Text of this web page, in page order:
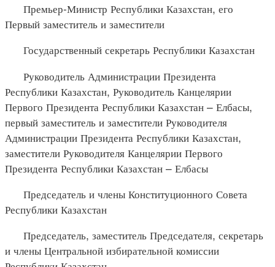
Премьер-Министр Республики Казахстан, его
Первый заместитель и заместители
Государственный секретарь Республики Казахстан
Руководитель Администрации Президента
Республики Казахстан, Руководитель Канцелярии
Первого Президента Республики Казахстан – Елбасы,
первый заместитель и заместители Руководителя
Администрации Президента Республики Казахстан,
заместители Руководителя Канцелярии Первого
Президента Республики Казахстан – Елбасы
Председатель и члены Конституционного Совета
Республики Казахстан
Председатель, заместитель Председателя, секретарь
и члены Центральной избирательной комиссии